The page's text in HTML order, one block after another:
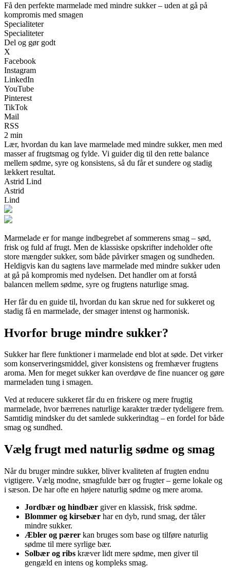
Få den perfekte marmelade med mindre sukker – uden at gå på
kompromis med smagen
Specialiteter
Specialiteter
Del og gør godt
X
Facebook
Instagram
LinkedIn
YouTube
Pinterest
TikTok
Mail
RSS
2 min
Lær, hvordan du kan lave marmelade med mindre sukker, men med
masser af frugtsmag og fylde. Vi guider dig til den rette balance
mellem sødme, syre og konsistens, så du får et sundere og stadig
lækkert resultat.
Astrid Lind
Astrid
Lind
Marmelade er for mange indbegrebet af sommerens smag – sød,
frisk og fuld af frugt. Men de klassiske opskrifter indeholder ofte
store mængder sukker, som både påvirker smagen og sundheden.
Heldigvis kan du sagtens lave marmelade med mindre sukker uden
at gå på kompromis med nydelsen. Det handler om at forstå
balancen mellem sødme, syre og frugtens naturlige smag.
Her får du en guide til, hvordan du kan skrue ned for sukkeret og
stadig få en marmelade, der smager intenst og harmonisk.
Hvorfor bruge mindre sukker?
Sukker har flere funktioner i marmelade end blot at søde. Det virker
som konserveringsmiddel, giver konsistens og fremhæver frugtens
aroma. Men for meget sukker kan overdøve de fine nuancer og gøre
marmeladen tung i smagen.
Ved at reducere sukkeret får du en friskere og mere frugtig
marmelade, hvor bærrenes naturlige karakter træder tydeligere frem.
Samtidig mindsker du det samlede sukkerindtag – en fordel for både
smag og sundhed.
Vælg frugt med naturlig sødme og smag
Når du bruger mindre sukker, bliver kvaliteten af frugten endnu
vigtigere. Vælg modne, smagfulde bær og frugter – gerne lokale og
i sæson. De har ofte en højere naturlig sødme og mere aroma.
Jordbær og hindbær giver en klassisk, frisk sødme.
Blommer og kirsebær har en dyb, rund smag, der tåler
mindre sukker.
Æbler og pærer kan bruges som base og tilføre naturlig
sødme til mere syrlige bær.
Solbær og ribs kræver lidt mere sødme, men giver til
gengæld en intens og kompleks smag.